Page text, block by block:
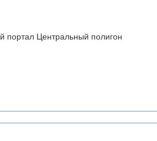
портал Центральный полигон